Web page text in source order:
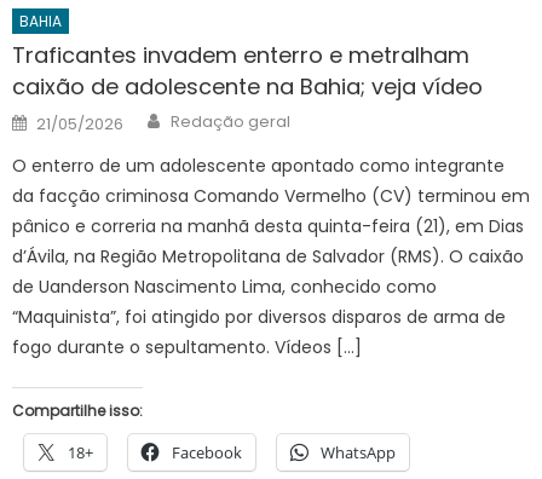
BAHIA
Traficantes invadem enterro e metralham
caixão de adolescente na Bahia; veja vídeo
Posted
on
21/05/2026 Author
Redação geral
O enterro de um adolescente apontado como integrante
da facção criminosa Comando Vermelho (CV) terminou em
pânico e correria na manhã desta quinta-feira (21), em Dias
d’Ávila, na Região Metropolitana de Salvador (RMS). O caixão
de Uanderson Nascimento Lima, conhecido como
“Maquinista”, foi atingido por diversos disparos de arma de
fogo durante o sepultamento. Vídeos […]
Compartilhe isso:
18+ Facebook WhatsApp